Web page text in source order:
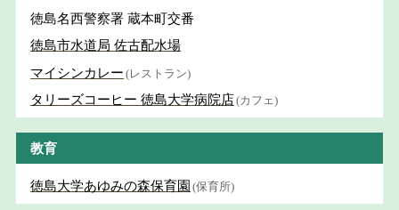
徳島名西警察署 蔵本町交番
徳島市水道局 佐古配水場
マイシンカレー (レストラン)
タリーズコーヒー 徳島大学病院店(カフェ)
教育
徳島大学あゆみの森保育園 (保育所)